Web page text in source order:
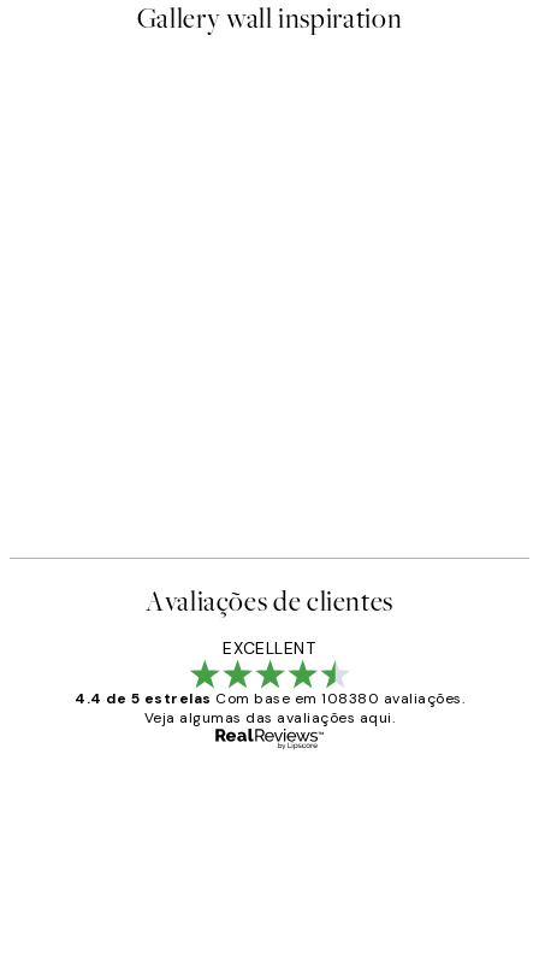
Gallery wall inspiration
Avaliações de clientes
EXCELLENT
4.4 de 5 estrelas Com base em 108380 avaliações.
Veja algumas das avaliações aqui.